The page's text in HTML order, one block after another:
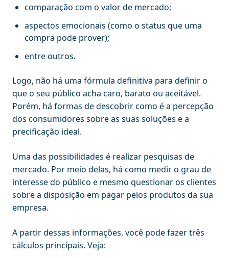
comparação com o valor de mercado;
aspectos emocionais (como o status que uma
compra pode prover);
entre outros.
Logo, não há uma fórmula definitiva para definir o
que o seu público acha caro, barato ou aceitável.
Porém, há formas de descobrir como é a percepção
dos consumidores sobre as suas soluções e a
precificação ideal.
Uma das possibilidades é realizar pesquisas de
mercado. Por meio delas, há como medir o grau de
interesse do público e mesmo questionar os clientes
sobre a disposição em pagar pelos produtos da sua
empresa.
A partir dessas informações, você pode fazer três
cálculos principais. Veja: